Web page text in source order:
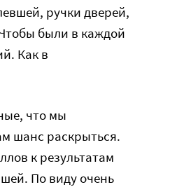
ручки дверей,
были в каждой
Как в
что мы
шанс раскрыться.
к результатам
По виду очень